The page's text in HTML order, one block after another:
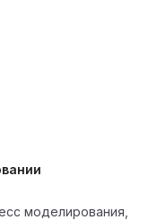
моделирования,